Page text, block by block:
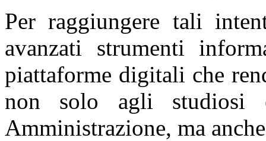
Per raggiungere tali
avanzati strumenti
piattaforme digitali che
non solo agli studiosi
Amministrazione, ma